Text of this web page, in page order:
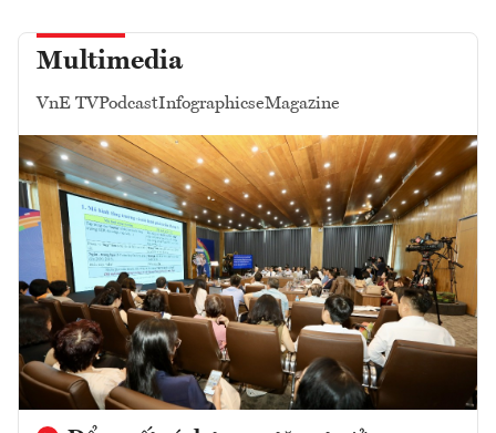
Multimedia
VnE TVPodcastInfographicseMagazine